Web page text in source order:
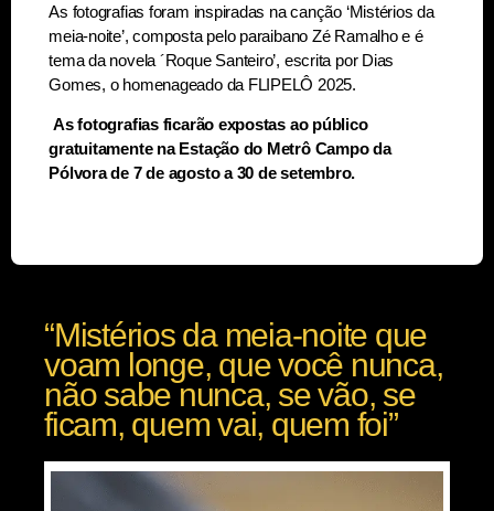
As fotografias foram inspiradas na canção ‘Mistérios da
meia-noite’, composta pelo paraibano Zé Ramalho e é
tema da novela ´Roque Santeiro’, escrita por Dias
Gomes, o homenageado da FLIPELÔ 2025.
As fotografias ficarão expostas ao público
gratuitamente na Estação do Metrô Campo da
Pólvora de 7 de agosto a 30 de setembro.
“Mistérios da meia-noite que
voam longe, que você nunca,
não sabe nunca, se vão, se
ficam, quem vai, quem foi”